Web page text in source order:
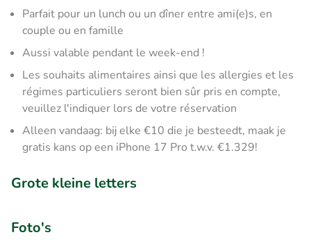
Parfait pour un lunch ou un dîner entre ami(e)s, en
couple ou en famille
Aussi valable pendant le week-end !
Les souhaits alimentaires ainsi que les allergies et les
régimes particuliers seront bien sûr pris en compte,
veuillez l'indiquer lors de votre réservation
Alleen vandaag: bij elke €10 die je besteedt, maak je
gratis kans op een iPhone 17 Pro t.w.v. €1.329!
Grote kleine letters
Foto's